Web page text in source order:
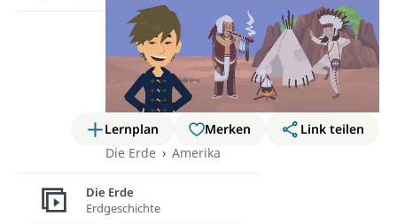
Lernplan Merken
Link teilen
Die Erde
Amerika
Ureinwohner
Nordamerikas
Die Erde
Erdgeschichte